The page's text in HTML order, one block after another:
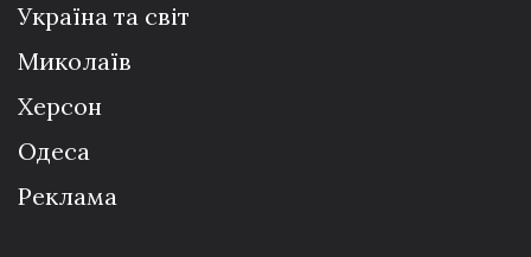
Україна та світ
Миколаїв
Херсон
Одеса
Реклама